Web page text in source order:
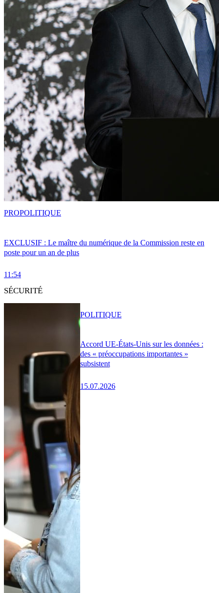
EXCLUSIF : Le maître du numérique de la Commission reste en
poste pour un an de plus
11:54
PROPOLITIQUE
SÉCURITÉ
Accord UE-États-Unis sur les données :
des « préoccupations importantes »
subsistent
15.07.2026
POLITIQUE